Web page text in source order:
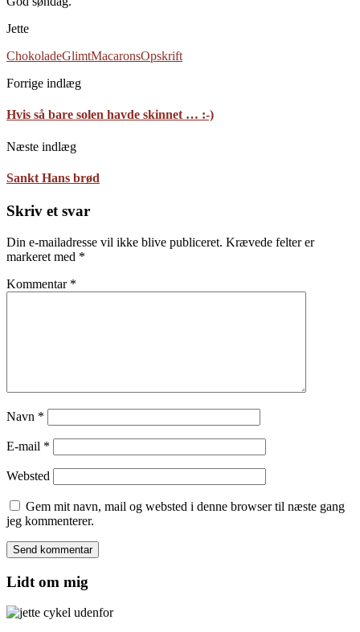
Jette
ChokoladeGlimtMacaronsOpskrift
Forrige indlæg
Hvis så bare solen havde skinnet … :-)
Næste indlæg
Sankt Hans brød
Skriv et svar
Din e-mailadresse vil ikke blive publiceret. Krævede felter er
markeret med *
Kommentar *
Navn *
E-mail *
Websted
Gem mit navn, mail og websted i denne browser til næste gang
jeg kommenterer.
Lidt om mig